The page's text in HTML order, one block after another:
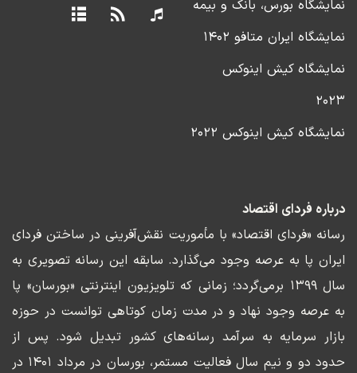
نمایشگاه بورس، بانک و بیمه
نمایشگاه ایران متافو ۱۴۰۲
نمایشگاه کیش اینوکس
۲۰۲۳
نمایشگاه کیش اینوکس ۲۰۲۲
درباره فردای اقتصاد
رسانه «فردای اقتصاد» با مأموریت نقش‌آفرینی در ساختن فردای
ایران پا به عرصه وجود می‌گذارد. سابقه این رسانه تصویری به
سال ۱۳۹۹ برمی‌گردد؛ زمانی که تلویزیون اینترنتی «بورسان» پا
به عرصه وجود نهاد و در مدت زمان کوتاهی توانست در حوزه
بازار سرمایه به سرآمد رسانه‌های کشور تبدیل شود. پس از
حدود دو و نیم سال فعالیت مستمر، بورسان در مرداد ۱۴۰۱ در